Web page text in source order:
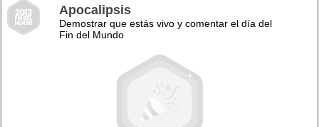
Apocalipsis
Demostrar que estás vivo y comentar el día del
Fin del Mundo